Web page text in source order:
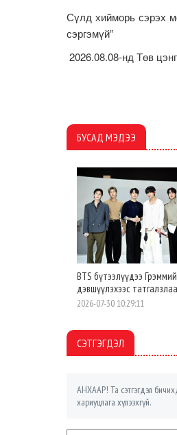
Сүлд хийморь сэрэх
сэргэмүй”
2026.08.08-нд Төв
БУСАД МЭДЭЭ
BTS бүтээлүүдээ
дэвшүүлэхээс татгалзлаа
2026-07-30 10:29:11
СЭТГЭГДЭЛ
АНХААР! Та сэтгэгдэл
хариуцлага хүлээхгүй.